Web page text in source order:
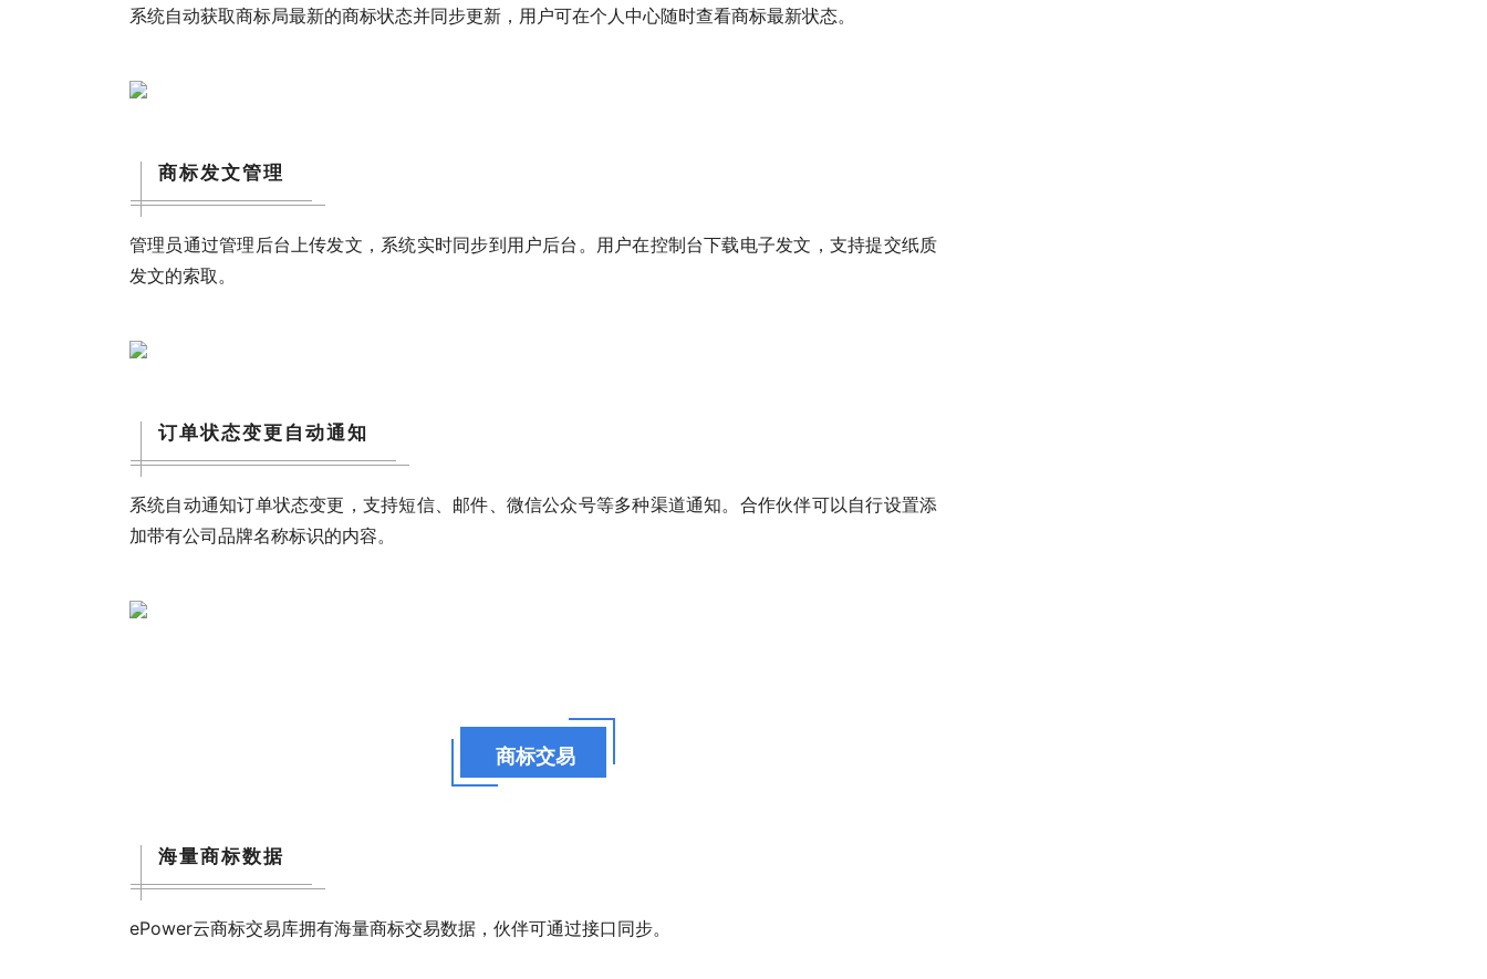
系统自动获取商标局最新的商标状态并同步更新，用户可在个人中心随时查看商标最新状态。
商标发文管理
管理员通过管理后台上传发文，系统实时同步到用户后台。用户在控制台下载电子发文，支持提交纸质
发文的索取。
订单状态变更自动通知
系统自动通知订单状态变更，支持短信、邮件、微信公众号等多种渠道通知。合作伙伴可以自行设置添
加带有公司品牌名称标识的内容。
商标交易
海量商标数据
ePower云商标交易库拥有海量商标交易数据，伙伴可通过接口同步。